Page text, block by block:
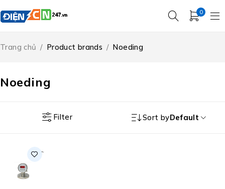
0
Noeding
Trang chủ / Product brands / Noeding
Filter Sort byDefault